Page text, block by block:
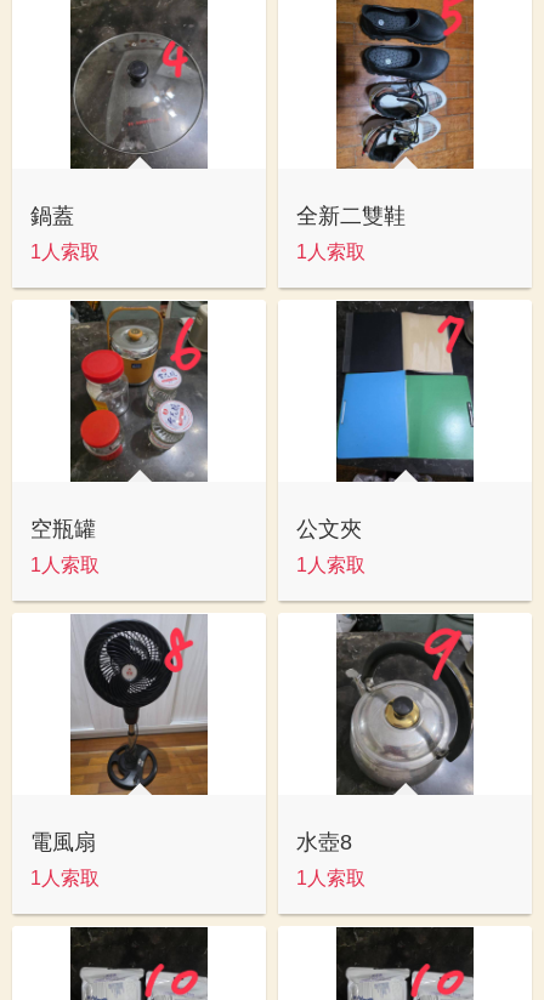
鍋蓋
1人索取
全新二雙鞋
1人索取
空瓶罐
1人索取
公文夾
1人索取
電風扇
1人索取
水壺8
1人索取